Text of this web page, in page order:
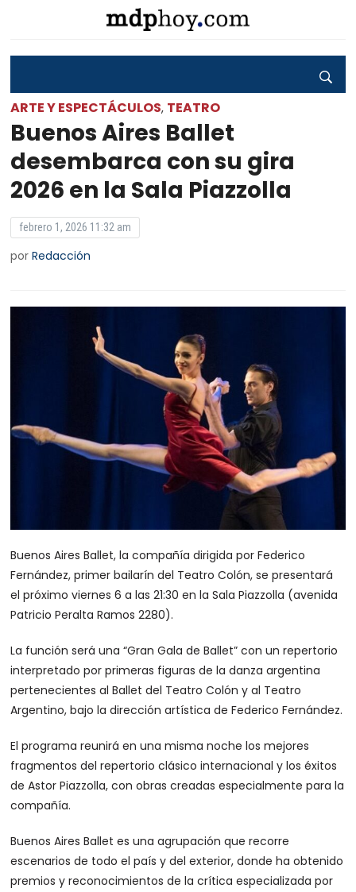
ARTE Y ESPECTÁCULOS, TEATRO
Buenos Aires Ballet
desembarca con su gira
2026 en la Sala Piazzolla
febrero 1, 2026 11:32 am
porRedacción
Buenos Aires Ballet, la compañía dirigida por Federico
Fernández, primer bailarín del Teatro Colón, se presentará
el próximo viernes 6 a las 21:30 en la Sala Piazzolla (avenida
Patricio Peralta Ramos 2280).
La función será una “Gran Gala de Ballet” con un repertorio
interpretado por primeras figuras de la danza argentina
pertenecientes al Ballet del Teatro Colón y al Teatro
Argentino, bajo la dirección artística de Federico Fernández.
El programa reunirá en una misma noche los mejores
fragmentos del repertorio clásico internacional y los éxitos
de Astor Piazzolla, con obras creadas especialmente para la
compañía.
Buenos Aires Ballet es una agrupación que recorre
escenarios de todo el país y del exterior, donde ha obtenido
premios y reconocimientos de la crítica especializada por